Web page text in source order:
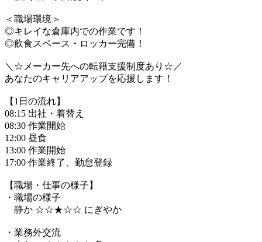
＜職場環境＞
◎キレイな倉庫内での作業です！
◎飲食スペース・ロッカー完備！
＼☆メーカー先への転籍支援制度あり☆／
あなたのキャリアアップを応援します！
【1日の流れ】
08:15 出社・着替え
08:30 作業開始
12:00 昼食
13:00 作業開始
17:00 作業終了、勤怠登録
【職場・仕事の様子】
・職場の様子
静か ☆☆★☆☆ にぎやか
・業務外交流